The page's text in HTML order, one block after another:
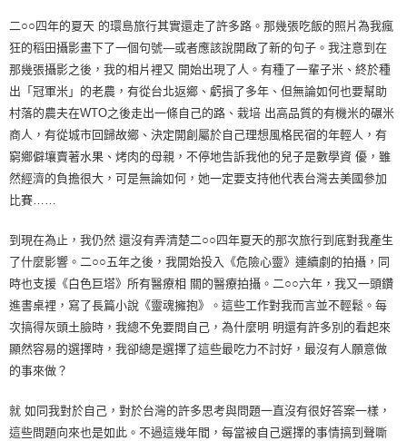
二○○四年的夏天 的環島旅行其實還走了許多路。那幾張吃飯的照片為我瘋
狂的稻田攝影畫下了一個句號-─或者應該說開啟了新的句子。我注意到在
那幾張攝影之後，我的相片裡又 開始出現了人。有種了一輩子米、終於種
出「冠軍米」的老農，有從台北返鄉、虧損了多年、但無論如何也要幫助
村落的農夫在WTO之後走出一條自己的路、栽培 出高品質的有機米的碾米
商人，有從城市回歸故鄉、決定開創屬於自己理想風格民宿的年輕人，有
窮鄉僻壤賣著水果、烤肉的母親，不停地告訴我他的兒子是數學資 優，雖
然經濟的負擔很大，可是無論如何，她一定要支持他代表台灣去美國參加
比賽……
到現在為止，我仍然 還沒有弄清楚二○○四年夏天的那次旅行到底對我產生
了什麼影響。二○○五年之後，我開始投入《危險心靈》連續劇的拍攝，同
時也支援《白色巨塔》所有醫療相 關的醫療拍攝。二○○六年，我又一頭鑽
進書桌裡，寫了長篇小說《靈魂擁抱》。這些工作對我而言並不輕鬆。每
次搞得灰頭土臉時，我總不免要問自己，為什麼明 明還有許多別的看起來
顯然容易的選擇時，我卻總是選擇了這些最吃力不討好，最沒有人願意做
的事來做？
就 如同我對於自己，對於台灣的許多思考與問題一直沒有很好答案一樣，
這些問題向來也是如此。不過這幾年間，每當被自己選擇的事情搞到聲嘶